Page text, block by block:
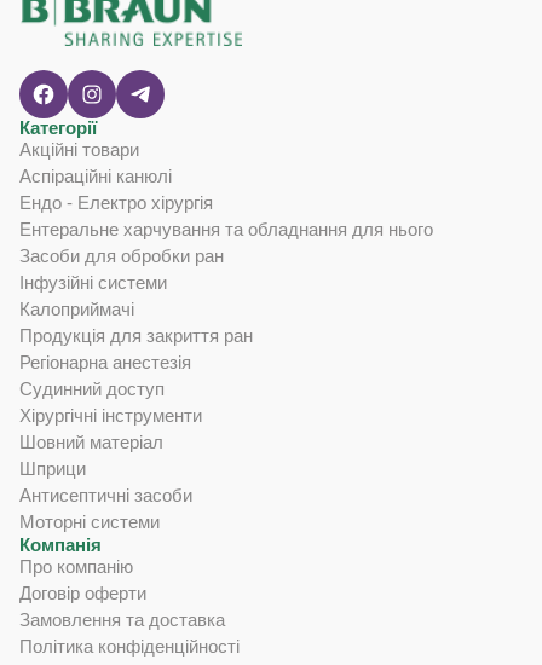
Категорії
Акційні товари
Аспіраційні канюлі
Ендо - Електро хірургія
Ентеральне харчування та обладнання для нього
Засоби для обробки ран
Інфузійні системи
Калоприймачі
Продукція для закриття ран
Регіонарна анестезія
Судинний доступ
Хірургічні інструменти
Шовний матеріал
Шприци
Антисептичні засоби
Моторні системи
Компанія
Про компанію
Договір оферти
Замовлення та доставка
Політика конфіденційності